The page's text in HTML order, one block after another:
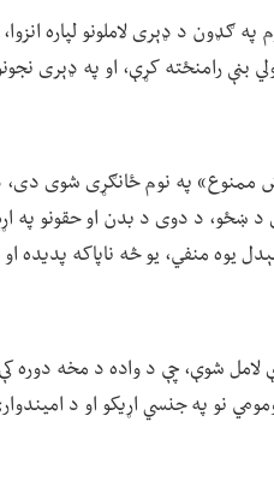
ګډون د ډېری لاملونو لپاره
بڼې رامنځته کړې، او په ډېری
د دوی د بدن او حقونو په
یوه منفي، یو څه ناپاکه پدیده
لامل شوې، چې د واده د مخه
نو په جنسي اړیکو او د